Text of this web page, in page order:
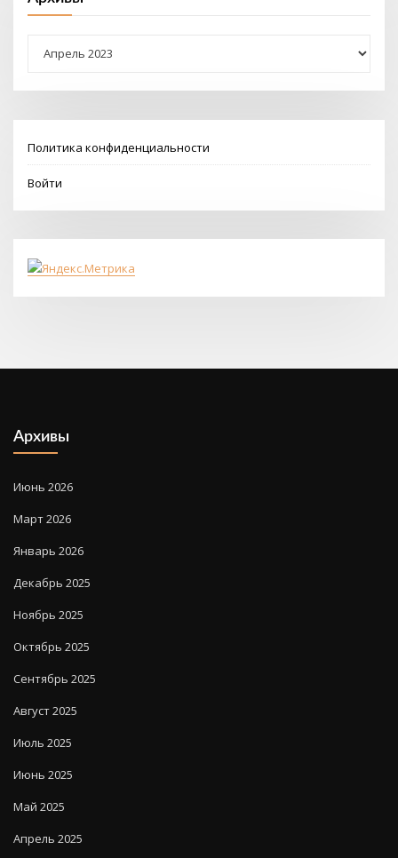
Политика конфиденциальности
Войти
Архивы
Июнь 2026
Март 2026
Январь 2026
Декабрь 2025
Ноябрь 2025
Октябрь 2025
Сентябрь 2025
Август 2025
Июль 2025
Июнь 2025
Май 2025
Апрель 2025